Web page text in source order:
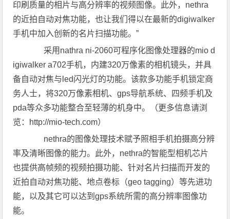
印刷质量的相片与高分辨率的视频图像。此外，nethra
的近拍自动对焦功能，也让我们得以在最新的digiwalker
手机中加入创新的名片扫描功能。”
采用nathra ni-2060可程序化图像处理器的mio d
igiwalker a702手机，内建320万像素的相机镜头，并具
备自动对焦与led闪光灯的功能。该款多功能手机锁定商
务人士，将320万像素相机、gps导航系统、四频手机及
pda等众多功能整合至轻薄的机身中。（更多信息请浏
览：http://mio-tech.com）
nethra的图像处理技术赋予照相手机拍摄高分辨
率及清晰图像的能力。此外，nethra的智能型相机芯片
也提供高帧频的视频拍摄功能、针对名片扫描而开发的
近拍自动对焦功能、地点卷标（geo tagging）等先进功
能，以及其它可以达到gps系统所需的高分辨率图像功
能。